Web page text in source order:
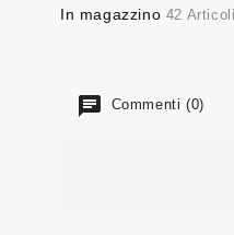
In magazzino 42 Articoli
Commenti (0)